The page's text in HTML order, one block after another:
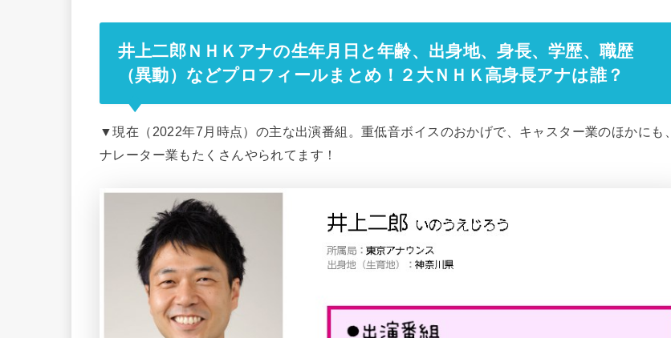
井上二郎ＮＨＫアナの生年月日と年齢、出身地、身長、学歴、職歴
（異動）などプロフィールまとめ！２大ＮＨＫ高身長アナは誰？
▼現在（2022年7月時点）の主な出演番組。重低音ボイスのおかげで、キャスター業のほかにも、
ナレーター業もたくさんやられてます！